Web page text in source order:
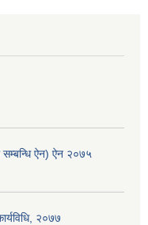
सम्बन्धि ऐन) ऐन २०७५
२०७७